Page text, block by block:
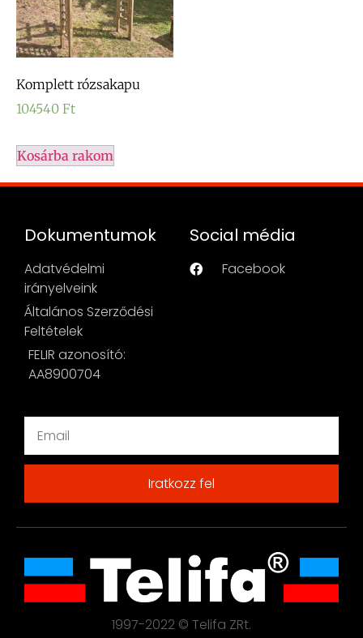
Komplett rózsakapu
104540 Ft
Kosárba rakom
Dokumentumok
Adatvédelmi
irányelveink
Általános Szerződési
Feltételek
FELIR azonosító:
AA8900704
Social média
Facebook
Iratkozz fel
1997-2022 © Telifa ZRt.